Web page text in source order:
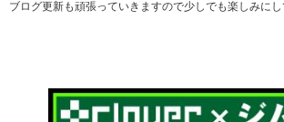
ブログ更新も頑張っていきますので少しでも楽しみにし